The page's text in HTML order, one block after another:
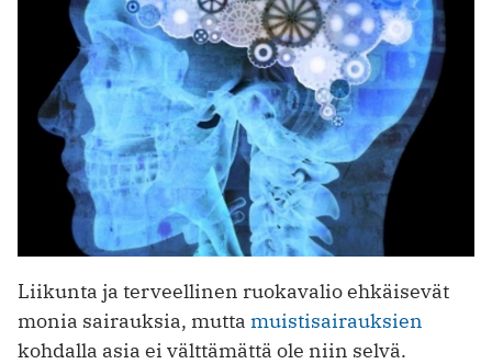
Liikunta ja terveellinen ruokavalio ehkäisevät
monia sairauksia, mutta muistisairauksien
kohdalla asia ei välttämättä ole niin selvä.